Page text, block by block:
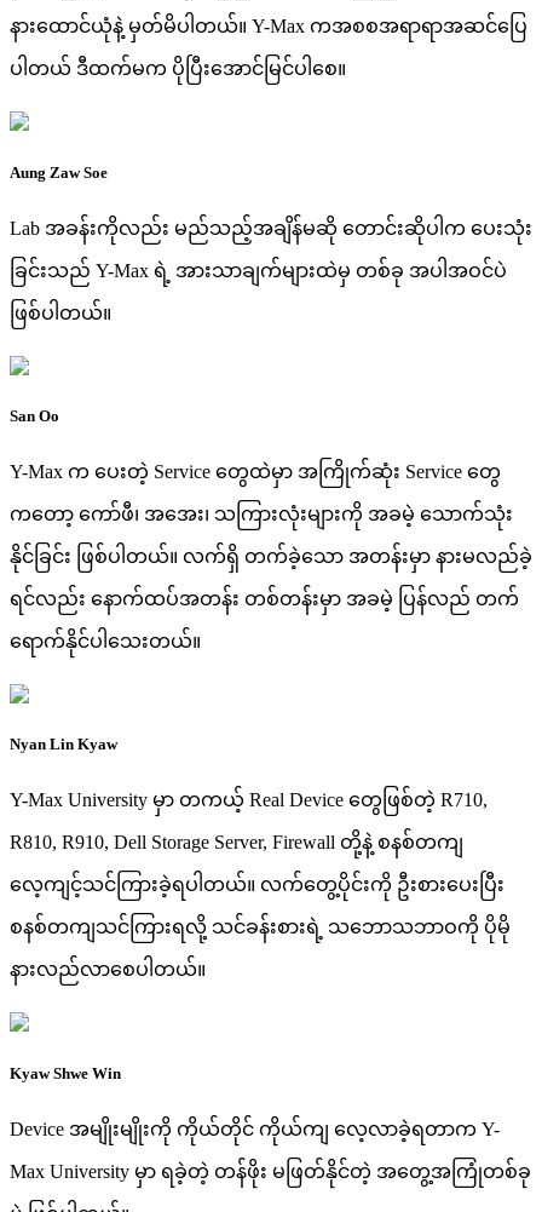
နားထောင်ယုံနဲ့ မှတ်မိပါတယ်။ Y-Max ကအစစအရာရာအဆင်ပြေ
ပါတယ် ဒီထက်မက ပိုပြီးအောင်မြင်ပါစေ။
Aung Zaw Soe
Lab အခန်းကိုလည်း မည်သည့်အချိန်မဆို တောင်းဆိုပါက ပေးသုံး
ခြင်းသည် Y-Max ရဲ့ အားသာချက်များထဲမှ တစ်ခု အပါအဝင်ပဲ
ဖြစ်ပါတယ်။
San Oo
Y-Max က ပေးတဲ့ Service တွေထဲမှာ အကြိုက်ဆုံး Service တွေ
ကတော့ ကော်ဖီ၊ အအေး၊ သကြားလုံးများကို အခမဲ့ သောက်သုံး
နိုင်ခြင်း ဖြစ်ပါတယ်။ လက်ရှိ တက်ခဲ့သော အတန်းမှာ နားမလည်ခဲ့
ရင်လည်း နောက်ထပ်အတန်း တစ်တန်းမှာ အခမဲ့ ပြန်လည် တက်
ရောက်နိုင်ပါသေးတယ်။
Nyan Lin Kyaw
Y-Max University မှာ တကယ့် Real Device တွေဖြစ်တဲ့ R710,
R810, R910, Dell Storage Server, Firewall တို့နဲ့ စနစ်တကျ
လေ့ကျင့်သင်ကြားခဲ့ရပါတယ်။ လက်တွေ့ပိုင်းကို ဦးစားပေးပြီး
စနစ်တကျသင်ကြားရလို့ သင်ခန်းစားရဲ့ သဘောသဘာဝကို ပိုမို
နားလည်လာစေပါတယ်။
Kyaw Shwe Win
Device အမျိုးမျိုးကို ကိုယ်တိုင် ကိုယ်ကျ လေ့လာခဲ့ရတာက Y-
Max University မှာ ရခဲ့တဲ့ တန်ဖိုး မဖြတ်နိုင်တဲ့ အတွေ့အကြုံတစ်ခု